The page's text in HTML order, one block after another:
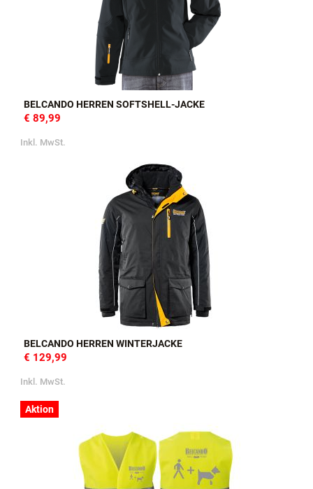
BELCANDO HERREN SOFTSHELL-JACKE
€ 89,99
Inkl. MwSt.
BELCANDO HERREN WINTERJACKE
€ 129,99
Inkl. MwSt.
Aktion